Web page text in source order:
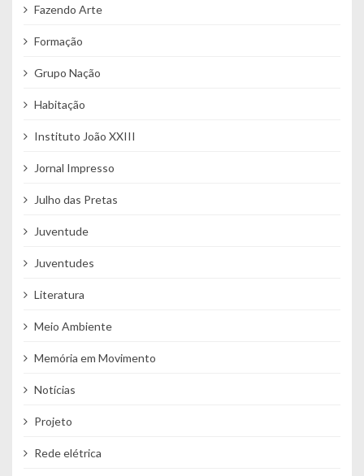
Fazendo Arte
Formação
Grupo Nação
Habitação
Instituto João XXIII
Jornal Impresso
Julho das Pretas
Juventude
Juventudes
Literatura
Meio Ambiente
Memória em Movimento
Notícias
Projeto
Rede elétrica